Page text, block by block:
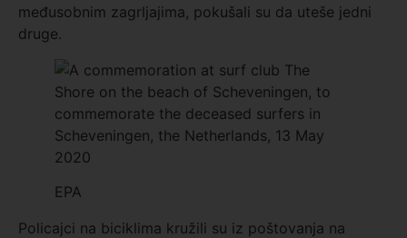
međusobnim zagrljajima, pokušali su da uteše jedni
druge.
EPA
Policajci na biciklima kružili su iz poštovanja na